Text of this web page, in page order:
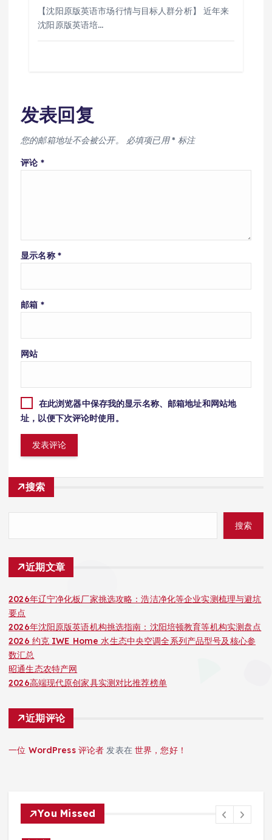
【沈阳原版英语市场行情与目标人群分析】 近年来
沈阳原版英语培…
发表回复
您的邮箱地址不会被公开。 必填项已用* 标注
评论 *
显示名称 *
邮箱 *
网站
在此浏览器中保存我的显示名称、邮箱地址和网站地
址，以便下次评论时使用。
搜索
搜索
近期文章
2026年辽宁净化板厂家挑选攻略：浩洁净化等企业实测梳理与避坑
要点
2026年沈阳原版英语机构挑选指南：沈阳培顿教育等机构实测盘点
2026 约克 IWE Home 水生态中央空调全系列产品型号及核心参
数汇总
昭通生态农特产网
2026高端现代原创家具实测对比推荐榜单
近期评论
一位 WordPress 评论者 发表在世界，您好！
You Missed